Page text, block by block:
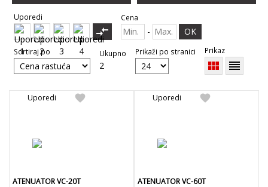
Uporedi
compare_arrows
Cena
- OK
Sortiraj po Ukupno
2
Prikaži po stranici Prikaz
view_module reorder
favorite
Uporedi
ATENUATOR VC-20T
favorite
Uporedi
ATENUATOR VC-60T